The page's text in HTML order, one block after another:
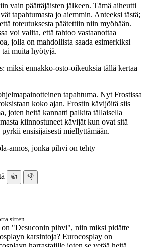
vain päättäjäisten jälkeen. Tämä aiheutti
tapahtumasta jo aiemmin. Anteeksi tästä;
toteutuksesta päätettiin niin myöhään.
voi valita, että tahtoo vastaanottaa
jolla on mahdollista saada esimerkiksi
muita hyötyjä.
miksi ennakko-osto-oikeuksia tällä kertaa
tapahtuma. Nyt Frostissa
koko ajan. Frostin kävijöitä siis
joten heitä kannatti palkita tällaisella
kiinnostuneet kävijät kun ovat sitä
ensisijaisesti miellyttämään.
annos, jonka pihvi on tehty
👍 👎
sitten
on "Desuconin pihvi", niin miksi pidätte
karsintoja? Eurocosplay on